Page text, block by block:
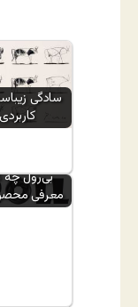
سادگی
بی‌رول چه
معرفی